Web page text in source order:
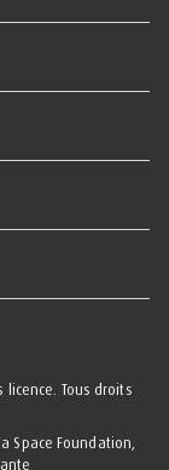
Tous droits
Space Foundation,